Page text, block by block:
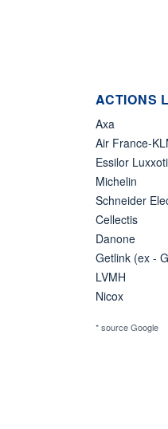
ACTIONS
Axa
Air France-
Essilor
Michelin
Schneider
Cellectis
Danone
Getlink (ex -
LVMH
Nicox
* source Google